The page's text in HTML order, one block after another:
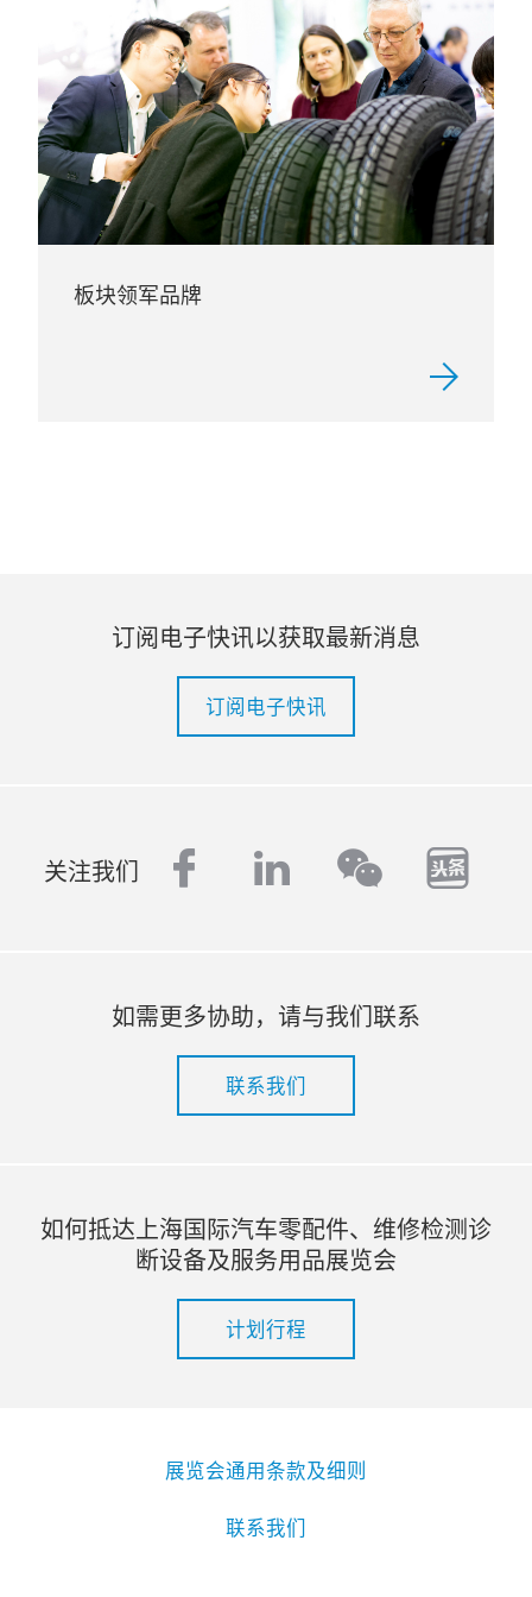
板块领军品牌
订阅电子快讯以获取最新消息
订阅电子快讯
关注我们 facebook
linkedinwechat
如需更多协助，请与我们联系
联系我们
如何抵达上海国际汽车零配件、维修检测诊
断设备及服务用品展览会
计划行程
展览会通用条款及细则
联系我们